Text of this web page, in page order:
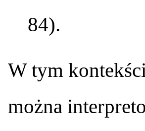
84).
W tym
można